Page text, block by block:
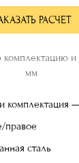
РАСЧЕТ
комплектацию
мм
комплектация
правое
сталь